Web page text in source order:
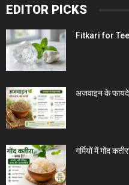
EDITOR PICKS
Fitkari for
अजवाइन के
गर्मियों में गोंद